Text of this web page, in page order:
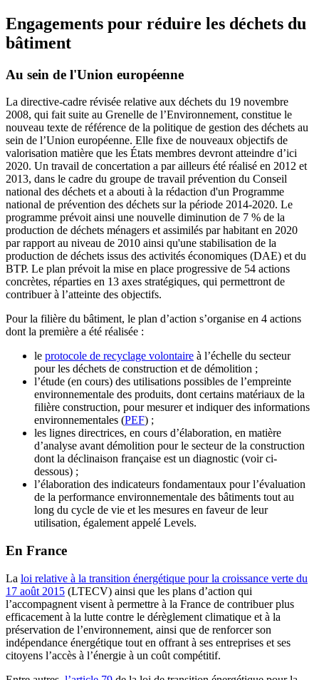
Engagements pour réduire les déchets du
bâtiment
Au sein de l'Union européenne
La directive-cadre révisée relative aux déchets du 19 novembre
2008, qui fait suite au Grenelle de l’Environnement, constitue le
nouveau texte de référence de la politique de gestion des déchets au
sein de l’Union européenne. Elle fixe de nouveaux objectifs de
valorisation matière que les États membres devront atteindre d’ici
2020. Un travail de concertation a par ailleurs été réalisé en 2012 et
2013, dans le cadre du groupe de travail prévention du Conseil
national des déchets et a abouti à la rédaction d'un Programme
national de prévention des déchets sur la période 2014-2020. Le
programme prévoit ainsi une nouvelle diminution de 7 % de la
production de déchets ménagers et assimilés par habitant en 2020
par rapport au niveau de 2010 ainsi qu'une stabilisation de la
production de déchets issus des activités économiques (DAE) et du
BTP. Le plan prévoit la mise en place progressive de 54 actions
concrètes, réparties en 13 axes stratégiques, qui permettront de
contribuer à l’atteinte des objectifs.
Pour la filière du bâtiment, le plan d’action s’organise en 4 actions
dont la première a été réalisée :
le protocole de recyclage volontaire à l’échelle du secteur
pour les déchets de construction et de démolition ;
l’étude (en cours) des utilisations possibles de l’empreinte
environnementale des produits, dont certains matériaux de la
filière construction, pour mesurer et indiquer des informations
environnementales (PEF) ;
les lignes directrices, en cours d’élaboration, en matière
d’analyse avant démolition pour le secteur de la construction
dont la déclinaison française est un diagnostic (voir ci-
dessous) ;
l’élaboration des indicateurs fondamentaux pour l’évaluation
de la performance environnementale des bâtiments tout au
long du cycle de vie et les mesures en faveur de leur
utilisation, également appelé Levels.
En France
La loi relative à la transition énergétique pour la croissance verte du
17 août 2015 (LTECV) ainsi que les plans d’action qui
l’accompagnent visent à permettre à la France de contribuer plus
efficacement à la lutte contre le dérèglement climatique et à la
préservation de l’environnement, ainsi que de renforcer son
indépendance énergétique tout en offrant à ses entreprises et ses
citoyens l’accès à l’énergie à un coût compétitif.